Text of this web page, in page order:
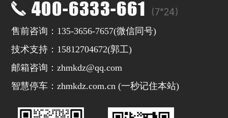
售前咨询：135-3656-7657(微信同号)
技术支持：15812704672(郭工)
邮箱咨询：zhmkdz@qq.com
智慧停车：zhmkdz.com.cn (一秒记住本站)